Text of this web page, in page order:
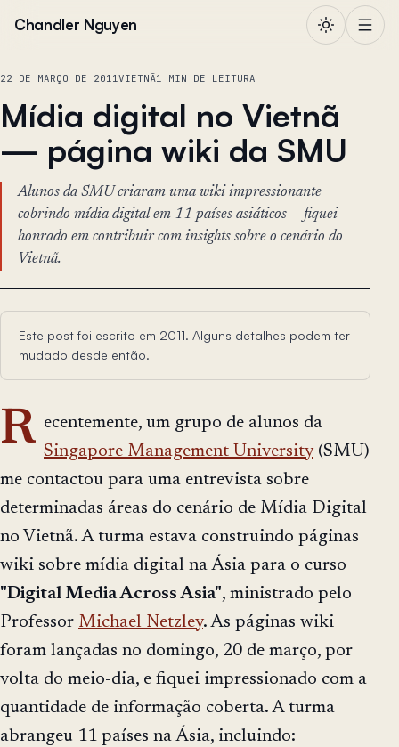
Chandler Nguyen
22 DE MARÇO DE 2011VIETNÃ1 MIN DE LEITURA
Mídia digital no Vietnã
— página wiki da SMU
Alunos da SMU criaram uma wiki impressionante
cobrindo mídia digital em 11 países asiáticos — fiquei
honrado em contribuir com insights sobre o cenário do
Vietnã.
Este post foi escrito em 2011. Alguns detalhes podem ter
mudado desde então.
R ecentemente, um grupo de alunos da
Singapore Management University (SMU)
me contactou para uma entrevista sobre
determinadas áreas do cenário de Mídia Digital
no Vietnã. A turma estava construindo páginas
wiki sobre mídia digital na Ásia para o curso
"Digital Media Across Asia", ministrado pelo
Professor Michael Netzley. As páginas wiki
foram lançadas no domingo, 20 de março, por
volta do meio-dia, e fiquei impressionado com a
quantidade de informação coberta. A turma
abrangeu 11 países na Ásia, incluindo: